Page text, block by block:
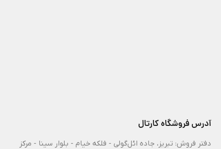
آدرس فروشگاه کارتال
دفتر فروش: تبریز، جاده ائل‌گولی - فلکه خیام - بلوار سینا - مرکز